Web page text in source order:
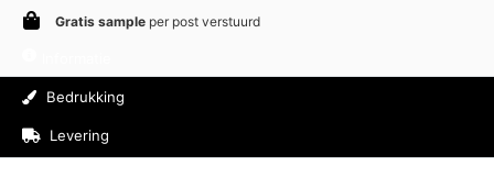
Gratis sample per post verstuurd
Bedrukking
Levering